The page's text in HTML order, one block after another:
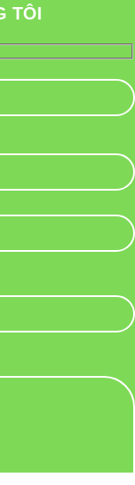
TÔI